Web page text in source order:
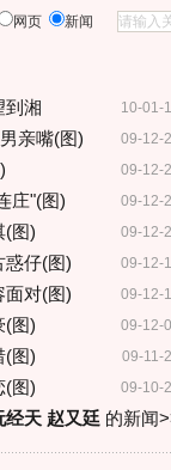
网页 新闻
10-01-
到湘
09-12-
亲嘴(图)
09-12-
09-12-
庄"(图)
09-12-
(图)
09-12-
惑仔(图)
09-12-
面对(图)
09-12-
(图)
09-11-
(图)
09-10-
(图)
经天 赵又廷 的新闻